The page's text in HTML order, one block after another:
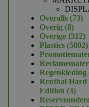
Overalls 7373
Overig 88
Overige 312
Plastics 5802
Regenkleding
Renthal Hard
Edition 33